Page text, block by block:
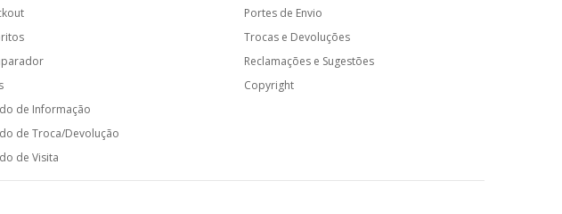
de Informação
de Troca/Devolução
de Visita
Portes de Envio
Trocas e Devoluções
Reclamações e Sugestões
Copyright